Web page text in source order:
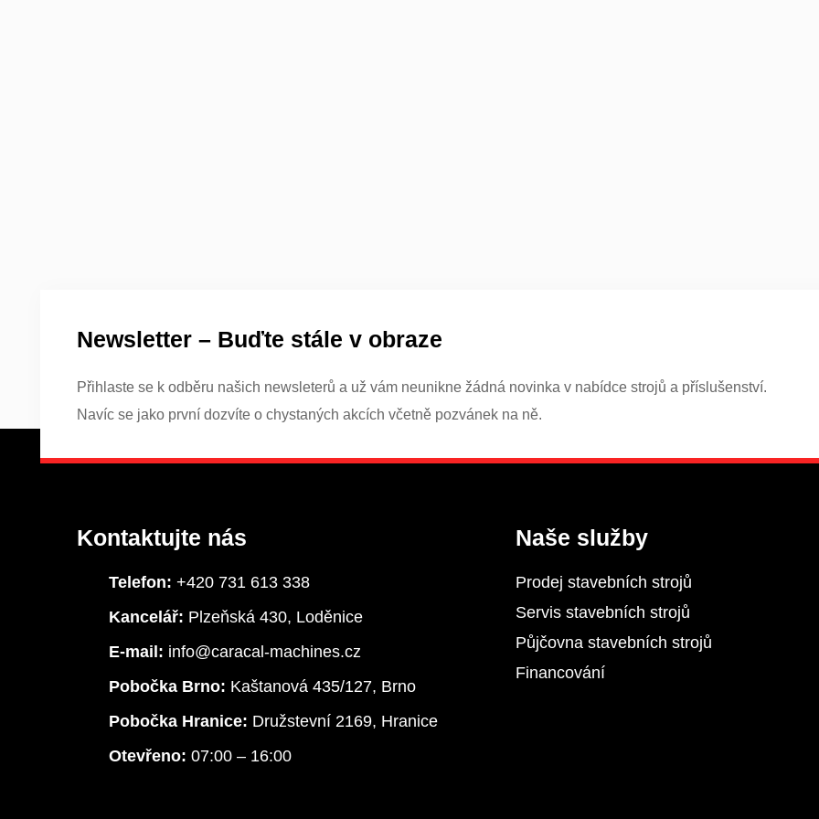
Newsletter – Buďte stále v obraze
Přihlaste se k odběru našich newsleterů a už vám neunikne žádná novinka v nabídce strojů a příslušenství.
Navíc se jako první dozvíte o chystaných akcích včetně pozvánek na ně.
Kontaktujte nás
Telefon: +420 731 613 338
Kancelář: Plzeňská 430, Loděnice
E-mail: info@caracal-machines.cz
Pobočka Brno: Kaštanová 435/127, Brno
Pobočka Hranice: Družstevní 2169, Hranice
Otevřeno: 07:00 – 16:00
Naše služby
Prodej stavebních strojů
Servis stavebních strojů
Půjčovna stavebních strojů
Financování